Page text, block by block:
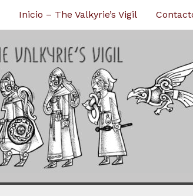
Inicio – The Valkyrie’s Vigil